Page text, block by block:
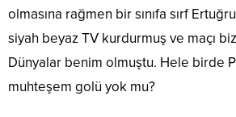
olmasına rağmen bir sınıfa sırf
siyah beyaz TV kurdurmuş ve maçı
Dünyalar benim olmuştu. Hele birde
muhteşem golü yok mu?